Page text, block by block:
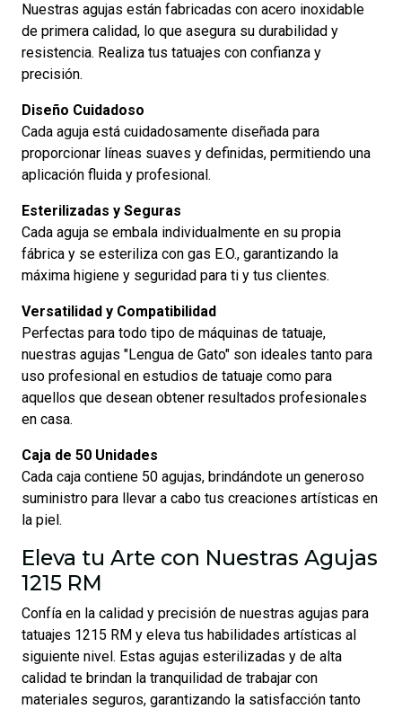
Nuestras agujas están fabricadas con acero inoxidable
de primera calidad, lo que asegura su durabilidad y
resistencia. Realiza tus tatuajes con confianza y
precisión.
Diseño Cuidadoso
Cada aguja está cuidadosamente diseñada para
proporcionar líneas suaves y definidas, permitiendo una
aplicación fluida y profesional.
Esterilizadas y Seguras
Cada aguja se embala individualmente en su propia
fábrica y se esteriliza con gas E.O., garantizando la
máxima higiene y seguridad para ti y tus clientes.
Versatilidad y Compatibilidad
Perfectas para todo tipo de máquinas de tatuaje,
nuestras agujas "Lengua de Gato" son ideales tanto para
uso profesional en estudios de tatuaje como para
aquellos que desean obtener resultados profesionales
en casa.
Caja de 50 Unidades
Cada caja contiene 50 agujas, brindándote un generoso
suministro para llevar a cabo tus creaciones artísticas en
la piel.
Eleva tu Arte con Nuestras Agujas
1215 RM
Confía en la calidad y precisión de nuestras agujas para
tatuajes 1215 RM y eleva tus habilidades artísticas al
siguiente nivel. Estas agujas esterilizadas y de alta
calidad te brindan la tranquilidad de trabajar con
materiales seguros, garantizando la satisfacción tanto